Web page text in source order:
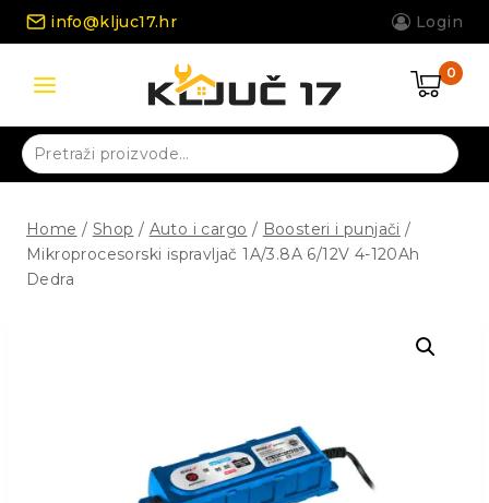
Skip
info@kljuc17.hr Login
0
Pretraži:
Home / Shop / Auto i cargo / Boosteri i punjači /
Mikroprocesorski ispravljač 1A/3.8A 6/12V 4-120Ah
Dedra